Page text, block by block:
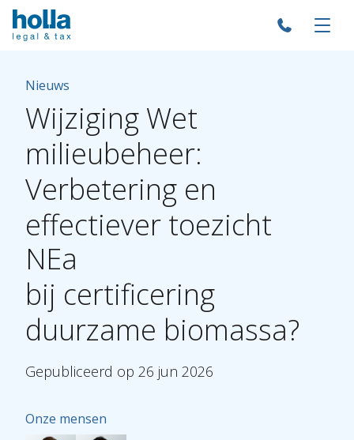
Nieuws
Wijziging Wet
milieubeheer:
Verbetering en
effectiever toezicht
NEa
bij certificering
duurzame biomassa?
Gepubliceerd op 26 jun 2026
Onze mensen